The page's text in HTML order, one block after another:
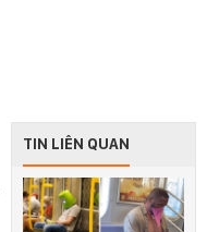
TIN LIÊN QUAN